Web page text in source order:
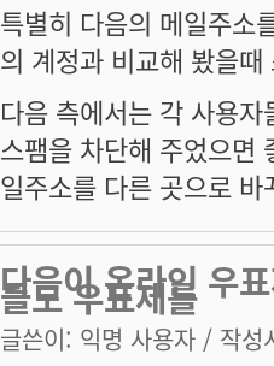
특별히 다음의 메일주소
의 계정과 비교해 봤을
다음 측에서는 각 사용
스팸을 차단해 주었으면
일주소를 다른 곳으로
다음이 온라인 우
들도 우표제를
글쓴이: 익명 사용자 / 작성